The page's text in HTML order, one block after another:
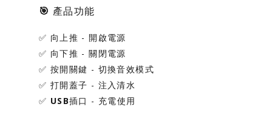
🎯 產品功能
✅ 向上推 - 開啟電源
✅ 向下推 - 關閉電源
✅ 按開關鍵 - 切換音效模式
✅ 打開蓋子 - 注入清水
✅ USB插口 - 充電使用